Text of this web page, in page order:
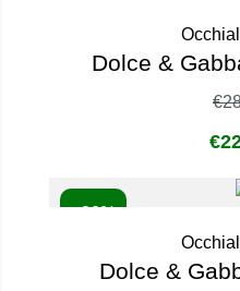
Dolce &
€
€
- 20%
Dolce &